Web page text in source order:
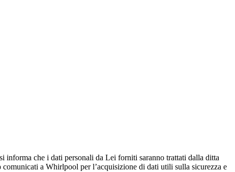
informa che i dati personali da Lei forniti saranno​ trattati dalla ditta
a Whirlpool per l’acquisizione di dati utili sulla sicurezza e